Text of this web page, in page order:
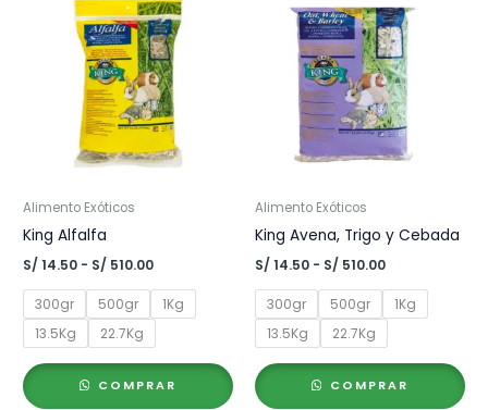
Alimento Exóticos
King Alfalfa
S/ 14.50 - S/ 510.00Rango
precios:
desde
hasta
S/ 510.00
300gr 500gr
1Kg
13.5Kg
22.7Kg
COMPRAR
Alimento Exóticos
King Avena, Trigo y Cebada
S/ 14.50 - S/ 510.00Rango
precios:
desde
hasta
S/ 510.00
300gr 500gr
1Kg
13.5Kg
22.7Kg
COMPRAR